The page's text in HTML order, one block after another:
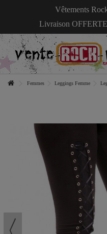
Vêtements
Livraison
Femmes Leggings Femme